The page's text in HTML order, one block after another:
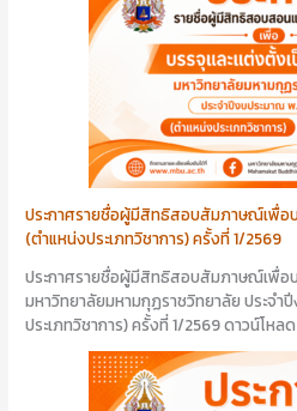
ประกาศรายชื่อผู้มีสิทธิสอบสัมภาษณ์เพื่อ
(ตำแหน่งประเภทวิชาการ) ครั้งที่ 1/2569
ประกาศรายชื่อผู้มีสิทธิสอบสัมภาษณ์เพื่อ
มหาวิทยาลัยมหามกุฏราชวิทยาลัย ประจ
ประเภทวิชาการ) ครั้งที่ 1/2569 ดาวน์โหลด